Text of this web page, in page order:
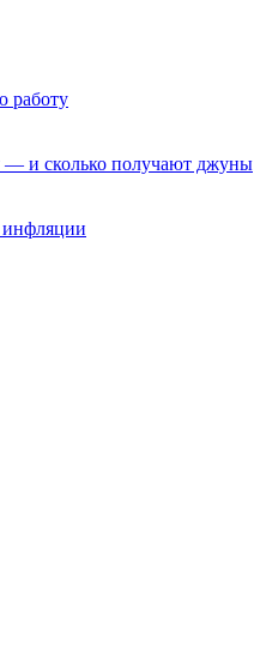
работу
— и сколько получают джуны
инфляции